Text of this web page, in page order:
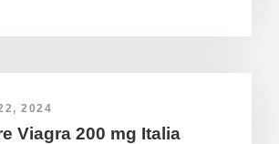
2024
Viagra 200 mg Italia